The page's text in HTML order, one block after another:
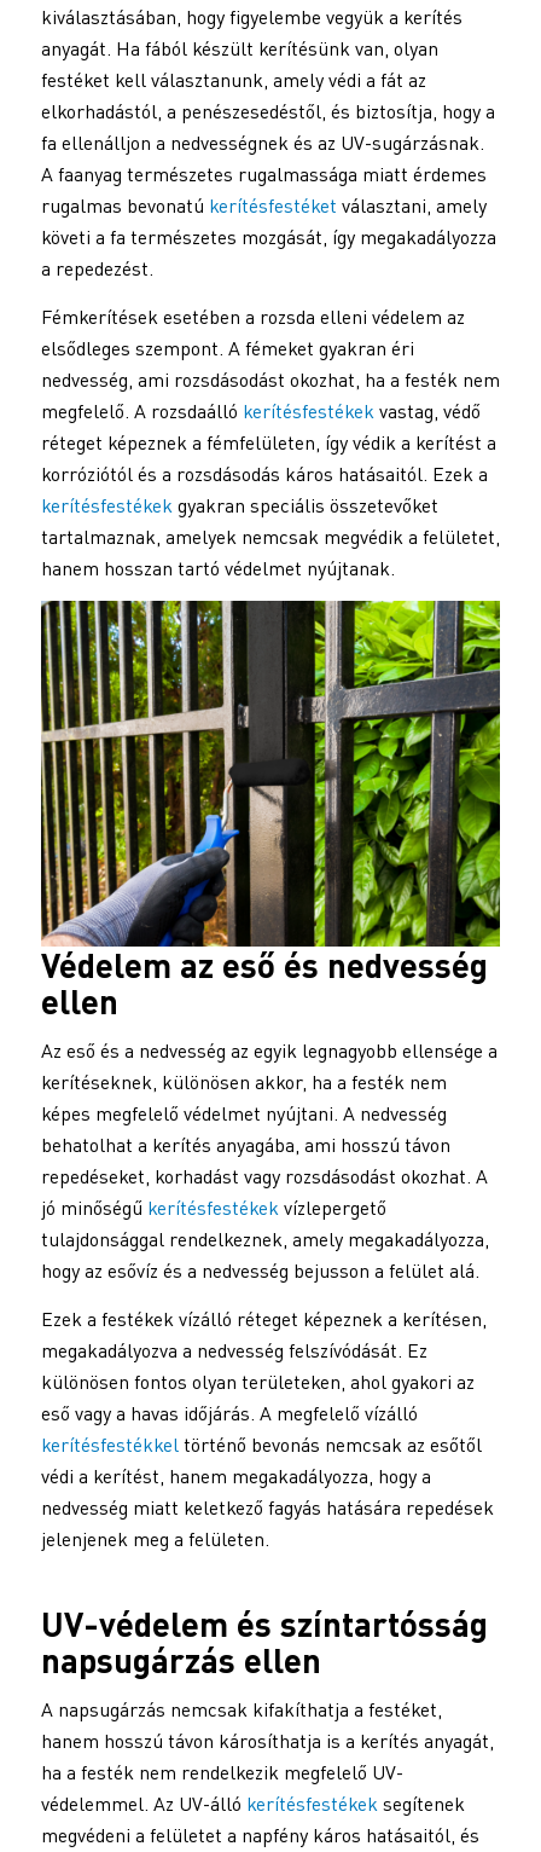
kiválasztásában, hogy figyelembe vegyük a kerítés
anyagát. Ha fából készült kerítésünk van, olyan
festéket kell választanunk, amely védi a fát az
elkorhadástól, a penészesedéstől, és biztosítja, hogy a
fa ellenálljon a nedvességnek és az UV-sugárzásnak.
A faanyag természetes rugalmassága miatt érdemes
rugalmas bevonatú kerítésfestéket választani, amely
követi a fa természetes mozgását, így megakadályozza
a repedezést.
Fémkerítések esetében a rozsda elleni védelem az
elsődleges szempont. A fémeket gyakran éri
nedvesség, ami rozsdásodást okozhat, ha a festék nem
megfelelő. A rozsdaálló kerítésfestékekvastag, védő
réteget képeznek a fémfelületen, így védik a kerítést a
korróziótól és a rozsdásodás káros hatásaitól. Ezek a
kerítésfestékekgyakran speciális összetevőket
tartalmaznak, amelyek nemcsak megvédik a felületet,
hanem hosszan tartó védelmet nyújtanak.
Védelem az eső és nedvesség
ellen
Az eső és a nedvesség az egyik legnagyobb ellensége a
kerítéseknek, különösen akkor, ha a festék nem
képes megfelelő védelmet nyújtani. A nedvesség
behatolhat a kerítés anyagába, ami hosszú távon
repedéseket, korhadást vagy rozsdásodást okozhat. A
jó minőségű kerítésfestékekvízlepergető
tulajdonsággal rendelkeznek, amely megakadályozza,
hogy az esővíz és a nedvesség bejusson a felület alá.
Ezek a festékek vízálló réteget képeznek a kerítésen,
megakadályozva a nedvesség felszívódását. Ez
különösen fontos olyan területeken, ahol gyakori az
eső vagy a havas időjárás. A megfelelő vízálló
kerítésfestékkel történő bevonás nemcsak az esőtől
védi a kerítést, hanem megakadályozza, hogy a
nedvesség miatt keletkező fagyás hatására repedések
jelenjenek meg a felületen.
UV-védelem és színtartósság
napsugárzás ellen
A napsugárzás nemcsak kifakíthatja a festéket,
hanem hosszú távon károsíthatja is a kerítés anyagát,
ha a festék nem rendelkezik megfelelő UV-
védelemmel. Az UV-álló kerítésfestékeksegítenek
megvédeni a felületet a napfény káros hatásaitól, és